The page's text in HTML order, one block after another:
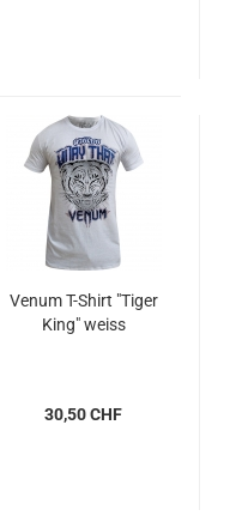
Venum T-Shirt "Tiger
King" weiss
30,50 CHF